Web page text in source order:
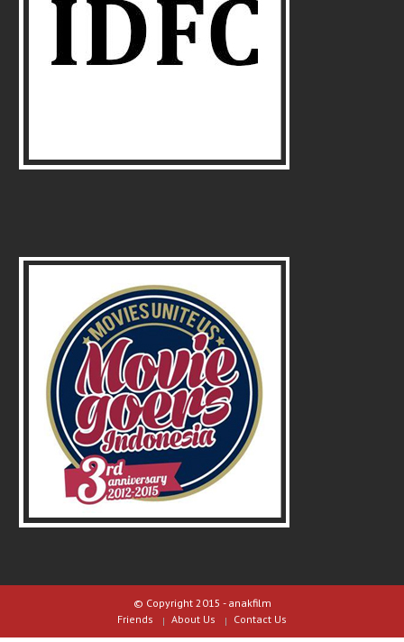
© Copyright 2015 - anakfilm
Friends
About Us Contact Us